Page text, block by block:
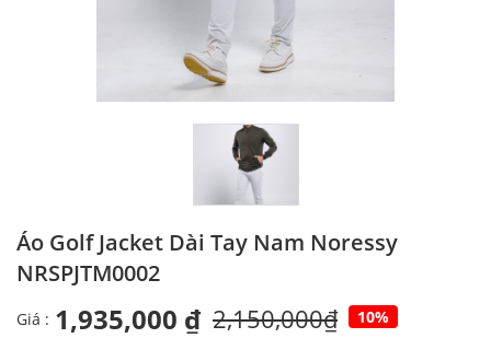
Áo Golf Jacket Dài Tay Nam Noressy
NRSPJTM0002
Giá : 1,935,000 ₫ 2,150,000₫ 10%